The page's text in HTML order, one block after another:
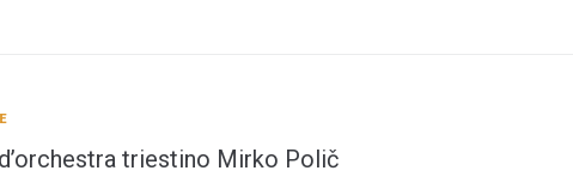
triestino Mirko Polič